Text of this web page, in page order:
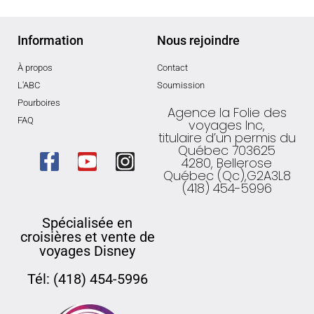
Information
À propos
L'ABC
Pourboires
FAQ
Nous rejoindre
Contact
Soumission
Agence la Folie des
voyages Inc,
titulaire d’un permis du
Québec 703625
4280, Bellerose
Québec (Qc),G2A3L8
(418) 454-5996
Spécialisée en
croisières et vente de
voyages Disney
Tél: (418) 454-5996